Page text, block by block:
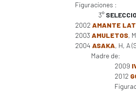
Figuraciones :
3°
2002 AMANTE
2003 AMULETOS,
2004 ASAKA, H, A
Madre de:
2009
2012